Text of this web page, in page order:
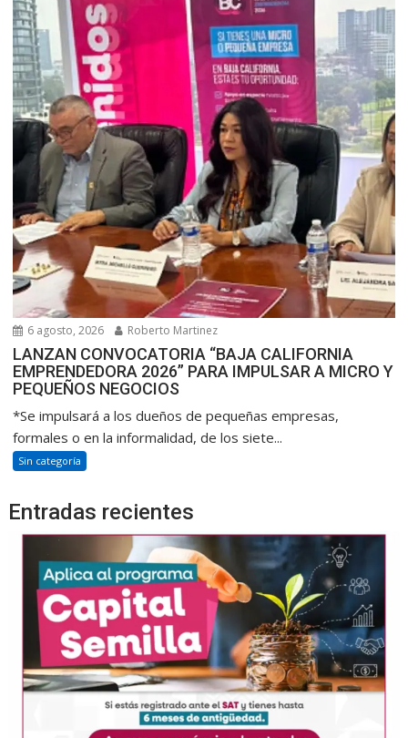
6 agosto, 2026 Roberto Martinez
LANZAN CONVOCATORIA “BAJA CALIFORNIA
EMPRENDEDORA 2026” PARA IMPULSAR A MICRO Y
PEQUEÑOS NEGOCIOS
*Se impulsará a los dueños de pequeñas empresas,
formales o en la informalidad, de los siete...
Sin categoría
Entradas recientes